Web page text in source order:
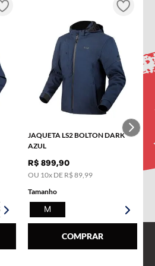
JAQUETA LS2 BOLTON DARK
AZUL
R$ 899,90
OU 10x DE R$89 99
Tamanho
M
COMPRAR
NA NOSSA
por e-mail e seja avisado